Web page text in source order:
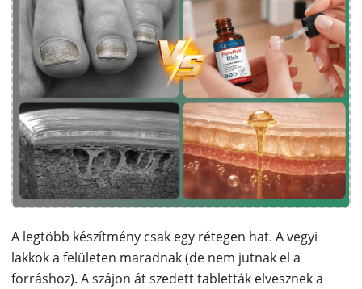
A legtöbb készítmény csak egy rétegen hat. A vegyi
lakkok a felületen maradnak (de nem jutnak el a
forráshoz). A szájon át szedett tabletták elvesznek a